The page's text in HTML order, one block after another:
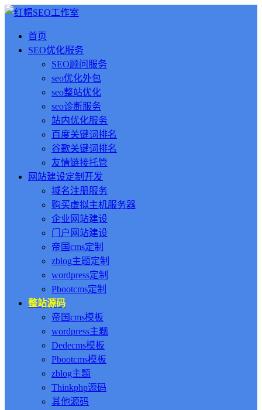
首页
SEO优化服务
SEO顾问服务
seo优化外包
seo整站优化
seo诊断服务
站内优化服务
百度关键词排名
谷歌关键词排名
友情链接托管
网站建设定制开发
域名注册服务
购买虚拟主机服务器
企业网站建设
门户网站建设
帝国cms定制
zblog主题定制
wordpress定制
Pbootcms定制
整站源码
帝国cms模板
wordpress主题
Dedecms模板
Pbootcms模板
zblog主题
Thinkphp源码
其他源码